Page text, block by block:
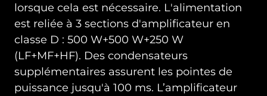
lorsque cela est nécessaire. L'alimentation
est reliée à 3 sections d'amplificateur en
classe D : 500 W+500 W+250 W
(LF+MF+HF). Des condensateurs
supplémentaires assurent les pointes de
puissance jusqu'à 100 ms. L’amplificateur